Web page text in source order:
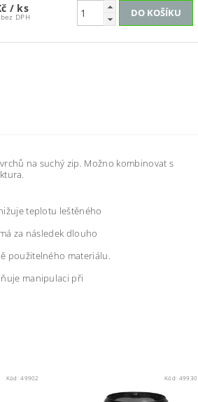
/ ks
198 Kč bez DPH
na suchý zip. Možno kombinovat s
teplotu leštěného
za následek dlouho
použitelného materiálu.
manipulaci při
Kód:49902 Kód: 49930